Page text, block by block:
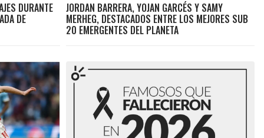
DURANTE
DE
JORDAN BARRERA, YOJAN GARCÉS Y SAMY
MERHEG, DESTACADOS ENTRE LOS MEJORES SUB
20 EMERGENTES DEL PLANETA